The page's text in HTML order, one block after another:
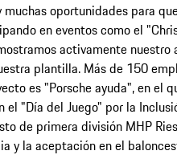
muchas oportunidades para
en eventos como el
activamente
plantilla. Más de 150
es "Porsche ayuda", en el
el "Día del Juego" por la
de primera división MHP
y la aceptación en el